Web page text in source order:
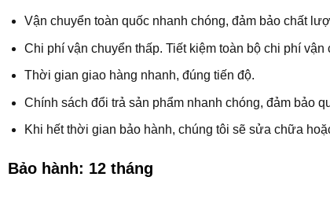
Vận chuyển toàn quốc nhanh chóng, đảm bảo chất
Chi phí vận chuyển thấp. Tiết kiệm toàn bộ chi phí vận
Thời gian giao hàng nhanh, đúng tiến độ.
Chính sách đổi trả sản phẩm nhanh chóng, đảm bảo
Khi hết thời gian bảo hành, chúng tôi sẽ sửa chữa
Bảo hành: 12 tháng